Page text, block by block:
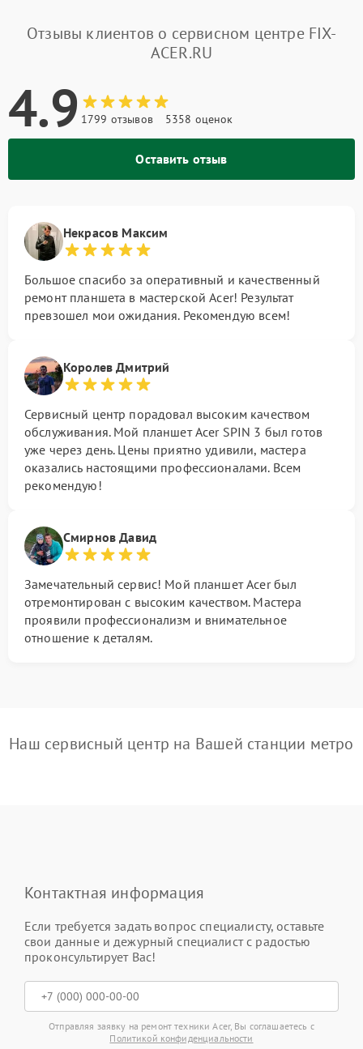
Отзывы клиентов о сервисном центре FIX-
ACER.RU
4.9 1799 отзывов 5358 оценок
Оставить отзыв
Некрасов Максим
Большое спасибо за оперативный и качественный
ремонт планшета в мастерской Acer! Результат
превзошел мои ожидания. Рекомендую всем!
Королев Дмитрий
Сервисный центр порадовал высоким качеством
обслуживания. Мой планшет Acer SPIN 3 был готов
уже через день. Цены приятно удивили, мастера
оказались настоящими профессионалами. Всем
рекомендую!
Смирнов Давид
Замечательный сервис! Мой планшет Acer был
отремонтирован с высоким качеством. Мастера
проявили профессионализм и внимательное
отношение к деталям.
Наш сервисный центр на Вашей станции метро
Контактная информация
Если требуется задать вопрос специалисту, оставьте
свои данные и дежурный специалист с радостью
проконсультирует Вас!
Отправляя заявку на ремонт техники Acer, Вы соглашаетесь с
Политикой конфиденциальности